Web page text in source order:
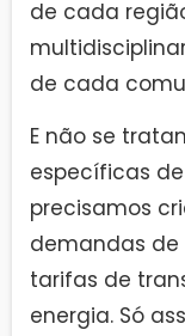
de cada
de cada
E não se
específicas
precisamos
demandas de
tarifas de
energia. Só